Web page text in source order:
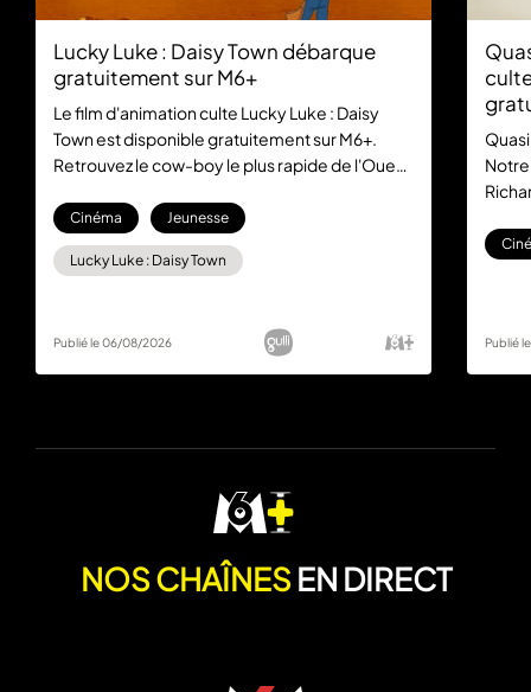
Lucky Luke : Daisy Town débarque
gratuitement sur M6+
Le film d'animation culte Lucky Luke : Daisy
Town est disponible gratuitement sur M6+.
Retrouvez le cow-boy le plus rapide de l'Ouest
abonnement.
Cinéma Jeunesse
Lucky Luke : Daisy Town
Publié le 06/08/2026 Publié
NOS CHAÎNESEN DIRECT